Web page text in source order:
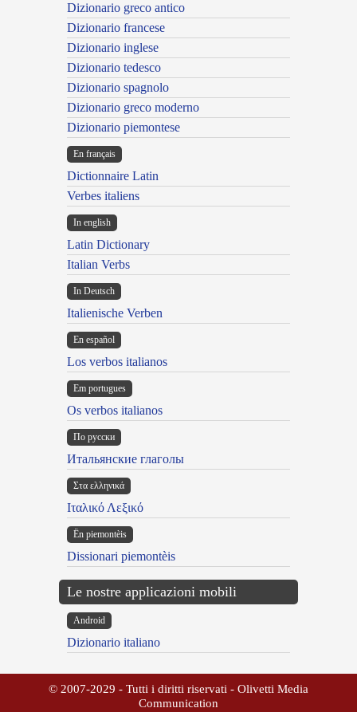
Dizionario greco antico
Dizionario francese
Dizionario inglese
Dizionario tedesco
Dizionario spagnolo
Dizionario greco moderno
Dizionario piemontese
En français
Dictionnaire Latin
Verbes italiens
In english
Latin Dictionary
Italian Verbs
In Deutsch
Italienische Verben
En español
Los verbos italianos
Em portugues
Os verbos italianos
По русски
Итальянские глаголы
Στα ελληνικά
Ιταλικό Λεξικό
Ën piemontèis
Dissionari piemontèis
Le nostre applicazioni mobili
Android
Dizionario italiano
© 2007-2029 - Tutti i diritti riservati - Olivetti Media
Communication